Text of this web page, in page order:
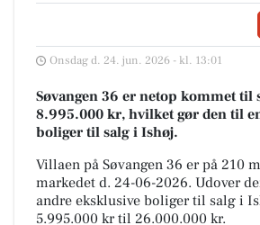
Onsdag d. 24. jun. 2026 - kl. 13:01
Søvangen 36 er netop kommet til
8.995.000 kr, hvilket gør den til
boliger til salg i Ishøj.
Villaen på Søvangen 36 er på 210
markedet d. 24-06-2026. Udover
andre eksklusive boliger til salg i
5.995.000 kr til 26.000.000 kr.